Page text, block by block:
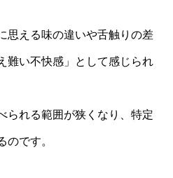
思える味の違いや舌触りの差
難い不快感」として感じられ
られる範囲が狭くなり、特定
のです。